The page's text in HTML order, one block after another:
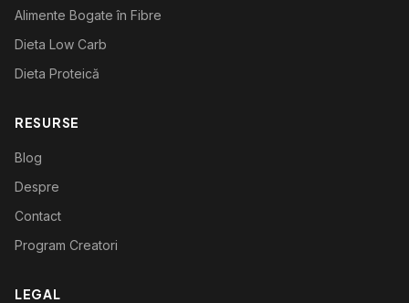
Alimente Bogate în Fibre
Dieta Low Carb
Dieta Proteică
RESURSE
Blog
Despre
Contact
Program Creatori
LEGAL